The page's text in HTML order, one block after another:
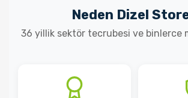
Neden Dizel
36 yillik sektör tecrubesi ve binlerce